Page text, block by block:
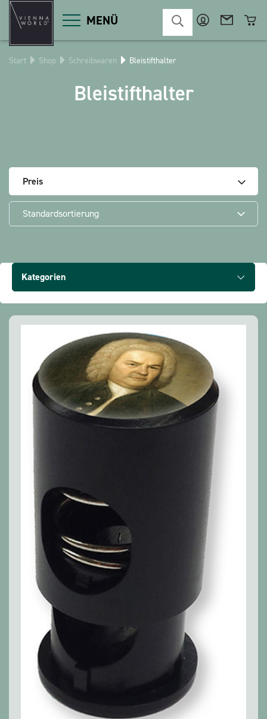
MENÜ
Produktgruppen
Pins
Schlüsselanhänger
Schreibwaren
Spiele / Kinder
Alle Produkte anzeigen
Start Shop Schreibwaren Bleistifthalter
Bleistifthalter
Preis
Standardsortierung
Kategorien